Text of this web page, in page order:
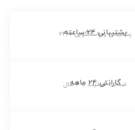
پشتیبانی 24 ساعتهو پاسخگویی 24/7
گارانتی 24 ماهه
ضمانت کیفیت تا 2 سال